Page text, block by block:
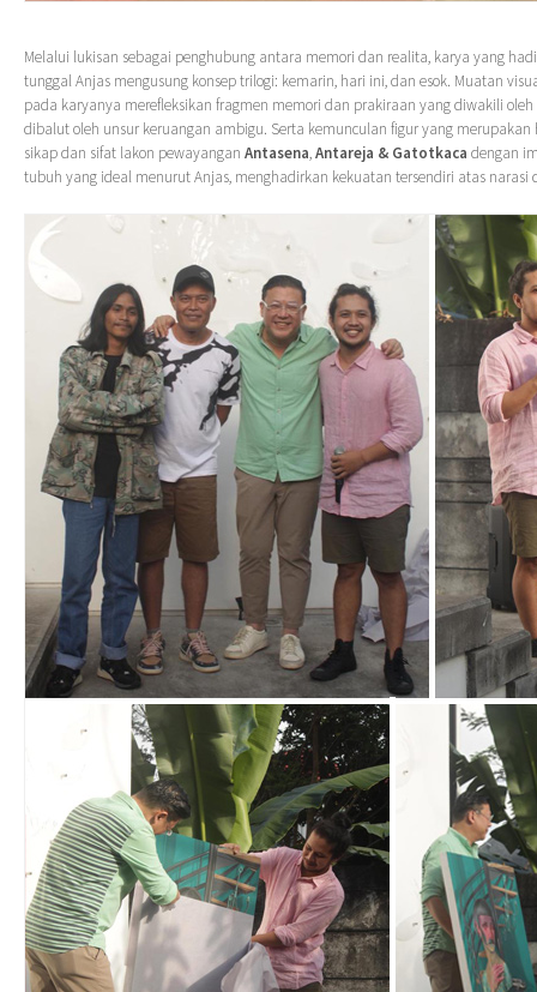
Melalui lukisan sebagai penghubung antara memori dan realita, karya yang
tunggal Anjas mengusung konsep trilogi: kemarin, hari ini, dan esok. Muatan
pada karyanya merefleksikan fragmen memori dan prakiraan yang diwakili
dibalut oleh unsur keruangan ambigu. Serta kemunculan figur yang
sikap dan sifat lakon pewayangan Antasena,Antareja & Gatotkaca dengan
tubuh yang ideal menurut Anjas, menghadirkan kekuatan tersendiri atas narasi